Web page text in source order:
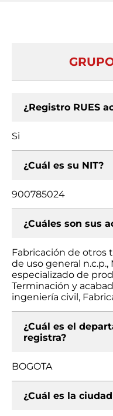
¿Registro RUES
Si
¿Cuál es su NIT?
900785024
¿Cuáles son sus
Fabricación de otros
de uso general
especializado de
Terminación y
ingeniería civil,
¿Cuál es el
registra?
BOGOTA
¿Cuál es la